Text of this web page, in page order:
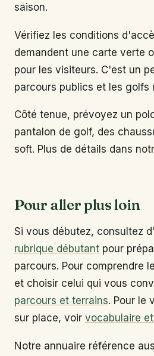
saison.
Vérifiez les conditions
demandent une carte verte
pour les visiteurs. C'est un
parcours publics et les golfs
Côté tenue, prévoyez un
pantalon de golf, des
soft. Plus de détails dans
Pour aller plus loin
Si vous débutez, consultez
rubrique débutant pour
parcours. Pour comprendre
et choisir celui qui vous
parcours et terrains. Pour le
sur place, voir vocabulaire
Notre annuaire référence